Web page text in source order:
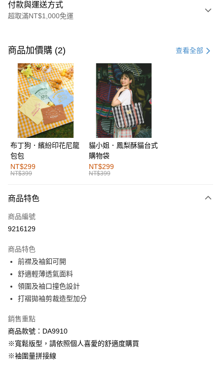
付款與運送方式
超取滿NT$1,000免運
信用卡一次付款
購物金
超商取貨付款
LINE Pay
街口支付
運送方式
全家取貨付款
每筆NT$60，滿NT$1,000(含以上)免運費
付款後全家取貨
萊爾富取貨付款
付款後萊爾富取貨
每筆NT$60，滿NT$1,000(含以上)免運費
7-11取貨付款
每筆NT$60，滿NT$1,000(含以上)免運費
付款後7-11取貨
每筆NT$60，滿NT$1,000(含以上)免運費
宅配
商品加價購 (2) 查看全部
布丁狗．繽紛印花尼龍
包包
NT$299
NT$399
貓小姐．鳳梨酥貓台式
購物袋
NT$299
NT$399
商品特色
商品編號
9216129
商品特色
前襟及袖釦可開
舒適輕薄透氣面料
領圍及袖口撞色設計
打褶拋袖剪裁造型加分
銷售重點
商品款號：DA9910
※寬鬆版型，請依照個人喜愛的舒適度購買
※袖圍量拼接線